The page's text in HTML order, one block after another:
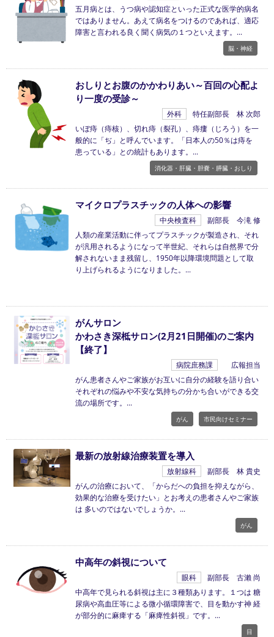
五月病とは、うつ病や認知症といった正式な医学的病名
ではありません。あえて病名をつけるのであれば、適応
障害と言われる良く聞く病気の１つといえます。
脳・神経
おしりとお腹のかかわりあい～百回の心配よ
り一度の受診～
外科
特任副部長 林 次郎
いぼ痔（痔核）、切れ痔（裂孔）、痔瘻（じろう）を一
般的に「ぢ」と呼んでいます。「日本人の50％は痔を
患っている」との統計もあります。
消化器・肝臓・胆嚢・膵臓・おしり
マイクロプラスチックの人体への影響
中央検査科
副部長 今滝 修
人類の産業活動に伴ってプラスチックが製造され、それ
が汎用されるようになって半世紀、それらは自然界で分
解されないまま残留し、1950年以降環境問題として取
り上げられるようになりました。
がんサロン
かわさき深柢サロン(2月21日開催)のご案内
【終了】
病院庶務課
広報担当
がん患者さんやご家族がお互いに自分の経験を語り合い
それぞれの悩みや不安な気持ちの分かち合いができる交
流の場所です。
がん 市民向けセミナー
最新の放射線治療装置を導入
放射線科
副部長 林 貴史
がんの治療において、「からだへの負担を抑えながら、
効果的な治療を受けたい」とお考えの患者さんやご家族
は 多いのではないでしょうか。
がん
中高年の斜視について
眼科
副部長 古瀨 尚
中高年で見られる斜視は主に３種類あります。１つは 糖
尿病や高血圧等による微小循環障害で、目を動かす神 経
が部分的に麻痺する「麻痺性斜視」です。
目